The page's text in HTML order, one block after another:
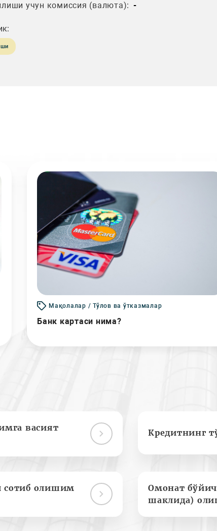
учун комиссия (валюта): -
Мақолалар / Тўлов ва ўтказмалар
Банк картаси нима?
васият
Кредитнинг
сотиб олишим
Омонат
шаклида)